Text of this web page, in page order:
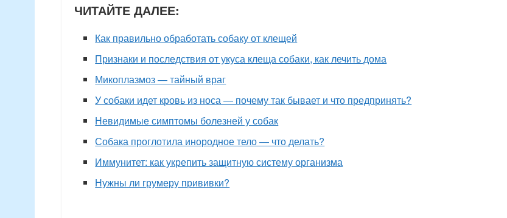
ЧИТАЙТЕ ДАЛЕЕ:
Как правильно обработать собаку от клещей
Признаки и последствия от укуса клеща собаки, как лечить дома
Микоплазмоз — тайный враг
У собаки идет кровь из носа — почему так бывает и что предпринять?
Невидимые симптомы болезней у собак
Собака проглотила инородное тело — что делать?
Иммунитет: как укрепить защитную систему организма
Нужны ли грумеру прививки?